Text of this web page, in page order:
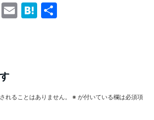
F
E
H
れることはありません。 ※ が付いている欄は必須項